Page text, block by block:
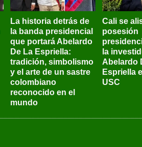
La historia detrás de
la banda presidencial
que portará Abelardo
De La Espriella:
tradición, simbolismo
y el arte de un sastre
colombiano
reconocido en el
mundo
Cali se
posesión
la
Abelardo
Espriella
USC